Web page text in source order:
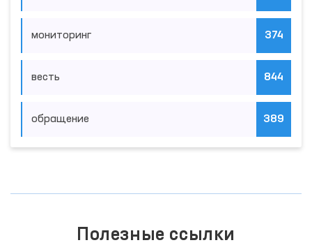
мониторинг 374
весть 844
обращение 389
Полезные ссылки